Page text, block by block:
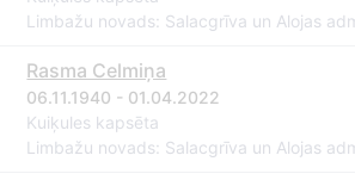
Limbažu novads: Salacgrīva un Alojas
Rasma Celmiņa
06.11.1940 - 01.04.2022
Kuiķules kapsēta
Limbažu novads: Salacgrīva un Alojas